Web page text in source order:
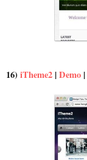
16)iTheme2 |Demo |